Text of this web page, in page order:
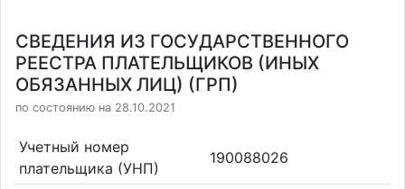
СВЕДЕНИЯ ИЗ ГОСУДАРСТВЕННОГО
РЕЕСТРА ПЛАТЕЛЬЩИКОВ (ИНЫХ
ОБЯЗАННЫХ ЛИЦ) (ГРП)
по состоянию на 28.10.2021
Учетный номер
плательщика (УНП)
190088026